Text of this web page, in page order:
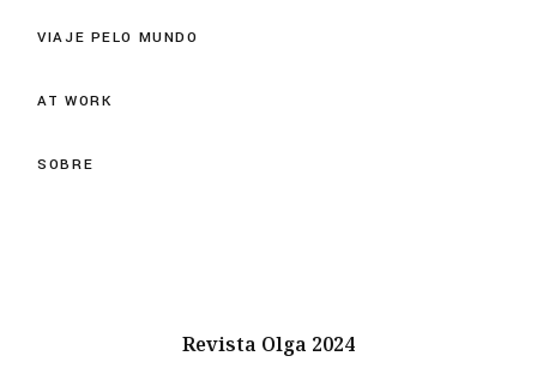
VIAJE PELO MUNDO
AT WORK
SOBRE
Revista Olga 2024